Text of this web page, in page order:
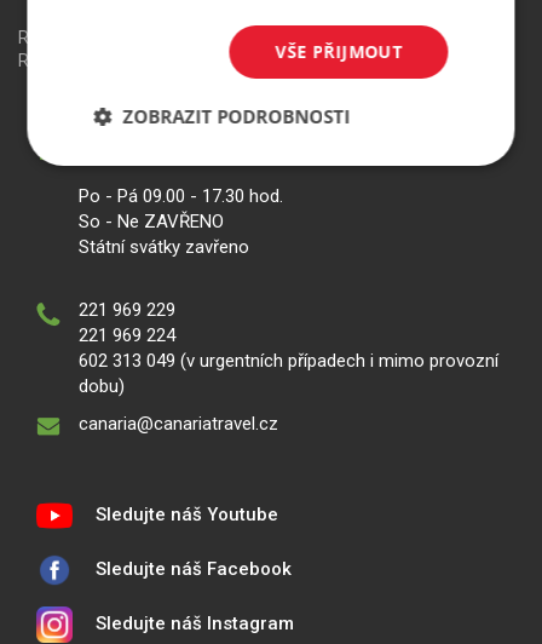
Redakční systém is>content| Rezervační systém is>tour
Realizace
Po - Pá 09.00 - 17.30 hod.
So - Ne ZAVŘENO
Státní svátky zavřeno
221 969 229
221 969 224
602 313 049 (v urgentních případech i mimo provozní
dobu)
canaria@canariatravel.cz
Sledujte náš Youtube
Sledujte náš Facebook
Sledujte náš Instagram
VŠE PŘIJMOUT
ZOBRAZIT PODROBNOSTI